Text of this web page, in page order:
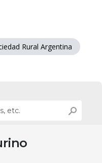
Rural Argentina